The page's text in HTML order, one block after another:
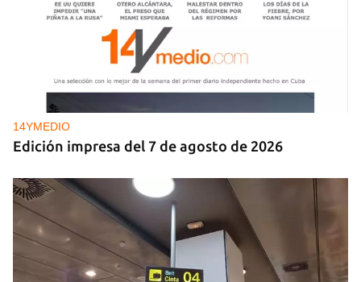
EE UU propone a la OEA convocar a los
cancilleres para "tomar medidas" contra las
decisiones de Ortega
14YMEDIO
Edición impresa del 7 de agosto de 2026